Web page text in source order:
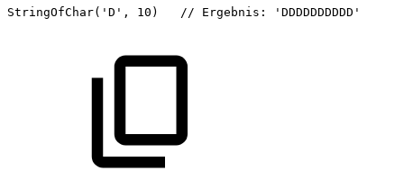
StringOfChar('D', 10) // Ergebnis: 'DDDDDDDDDD'